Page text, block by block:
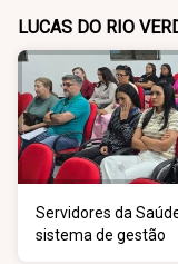
LUCAS DO RIO
Servidores da
sistema de gestão